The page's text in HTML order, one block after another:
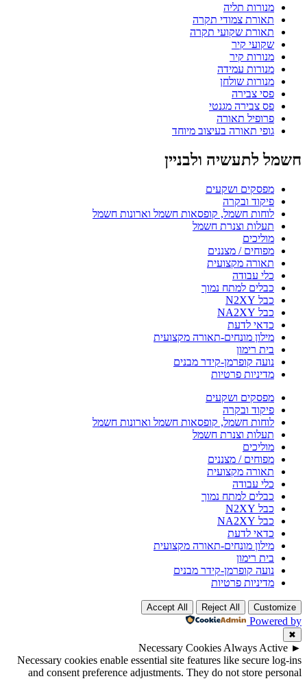
מנורות תליה
תאורת צמודי תקרה
תאורת שקועי תקרה
שקועי קיר
מנורות קיר
מנורות עמידה
מנורות שולחן
פסי צבירה
פס צבירה מגנטי
פרופיל תאורה
גופי תאורה בעיצוב מיוחד
חשמל לתעשיה ולבניין
מפסקים ושקעים
פיקוד ובקרה
לוחות חשמל, קופסאות חשמל וארונות חשמל
תעלות וצנרת חשמל
מוליכים
מפוחים / מצננים
תאורה מקצועית
כלי עבודה
כבלים למתח נמוך
כבל N2XY
כבל NA2XY
כדאי לדעת
מילון מונחים-תאורה מקצועית
בית רימון
נועה קופרמן-קידר מבנים
מדיניות פרטיות
מפסקים ושקעים
פיקוד ובקרה
לוחות חשמל, קופסאות חשמל וארונות חשמל
תעלות וצנרת חשמל
מוליכים
מפוחים / מצננים
תאורה מקצועית
כלי עבודה
כבלים למתח נמוך
כבל N2XY
כבל NA2XY
כדאי לדעת
מילון מונחים-תאורה מקצועית
בית רימון
נועה קופרמן-קידר מבנים
מדיניות פרטיות
Customize
Reject All
Accept All
Powered by
✖
►
Necessary Cookies Always Active
Necessary cookies enable essential site features like secure log-ins
and consent preference adjustments. They do not store personal